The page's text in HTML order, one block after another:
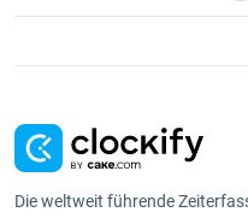
Die weltweit führende